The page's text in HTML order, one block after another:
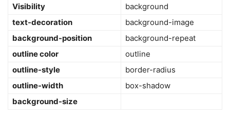
Visibility
background
text-decoration
background-image
background-position
background-repeat
outline color
outline
outline-style
border-radius
outline-width
box-shadow
background-size